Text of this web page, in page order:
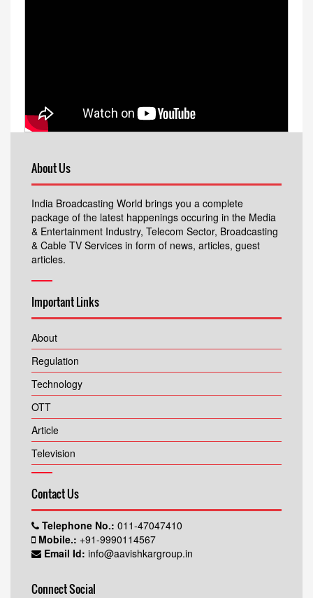
About Us
India Broadcasting World brings you a complete
package of the latest happenings occuring in the Media
& Entertainment Industry, Telecom Sector, Broadcasting
& Cable TV Services in form of news, articles, guest
articles.
Important Links
About
Regulation
Technology
OTT
Article
Television
Contact Us
Telephone No.: 011-47047410
Mobile.: +91-9990114567
Email Id: info@aavishkargroup.in
Connect Social